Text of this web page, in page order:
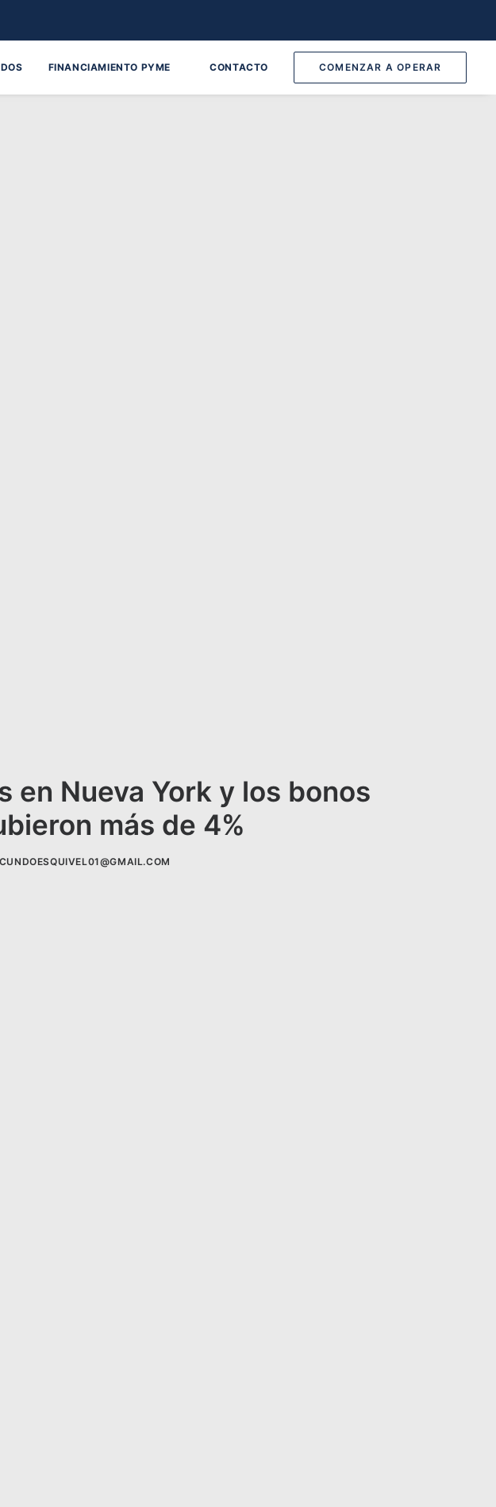
FINANCIAMIENTO PYME CONTACTO COMENZAR A OPERAR
en Nueva York y los bonos
más de 4%